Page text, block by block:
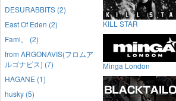
DESURABBITS (2)
East Of Eden (2)
Fami。 (2)
from ARGONAVIS(フロムア
ルゴナビス) (7)
HAGANE (1)
husky (5)
KILL STAR
Minga London